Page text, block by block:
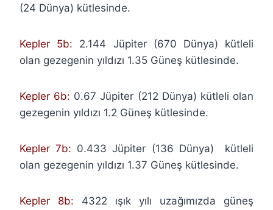
(24 Dünya) kütlesinde.
Kepler 5b: 2.144 Jüpiter (670 Dünya) kütleli
olan gezegenin yıldızı 1.35 Güneş kütlesinde.
Kepler 6b: 0.67 Jüpiter (212 Dünya) kütleli olan
gezegenin yıldızı 1.2 Güneş kütlesinde.
Kepler 7b: 0.433 Jüpiter (136 Dünya) kütleli
olan gezegenin yıldızı 1.37 Güneş kütlesinde.
Kepler 8b: 4322 ışık yılı uzağımızda güneş